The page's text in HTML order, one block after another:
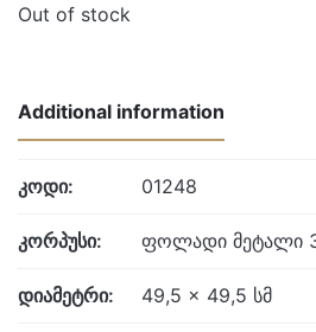
Out of stock
Additional information
კოდი: 01248
კორპუსი: ფოლადი მეტალი
დიამეტრი: 49,5 x 49,5 სმ